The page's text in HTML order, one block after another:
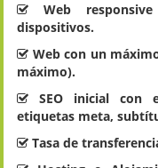
Web
dispositivos.
Web con un
máximo).
SEO inicial con
etiquetas meta,
Tasa de